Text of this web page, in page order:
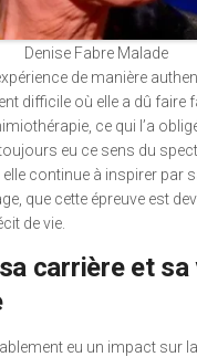
Denise Fabre Malade
de manière
difficile où elle a dû faire
ce qui l’a
eu ce sens du
continue à inspirer par
que cette épreuve est
de vie.
carrière et sa
eu un impact sur